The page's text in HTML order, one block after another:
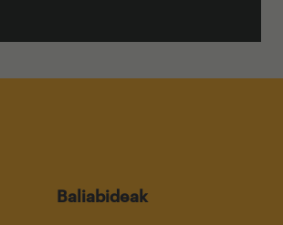
Baliabideak